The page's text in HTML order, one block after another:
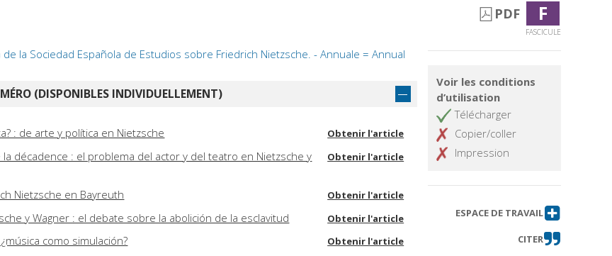
la Sociedad Española de Estudios sobre Friedrich Nietzsche. - Annuale = Annual
(DISPONIBLES INDIVIDUELLEMENT)
: de arte y política en Nietzsche Obtenir l'article
la décadence : el problema del actor y del teatro en Nietzsche y
Obtenir l'article
Nietzsche en Bayreuth Obtenir l'article
y Wagner : el debate sobre la abolición de la esclavitud Obtenir l'article
como simulación? Obtenir l'article
PDF F
FASCICULE
Voir les conditions
d’utilisation
Télécharger
Copier/coller
Impression
ESPACE DE TRAVAIL
CITER